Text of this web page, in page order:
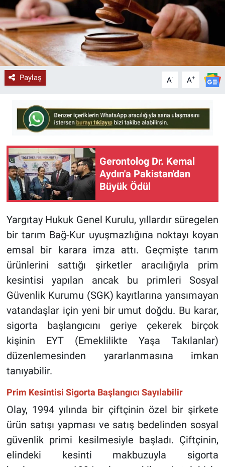
Paylaş A- A+
Gerontolog Dr. Kemal
Aydın'a Pakistan'dan
Büyük Ödül
Yargıtay Hukuk Genel Kurulu, yıllardır süregelen
bir tarım Bağ-Kur uyuşmazlığına noktayı koyan
emsal bir karara imza attı. Geçmişte tarım
ürünlerini sattığı şirketler aracılığıyla prim
kesintisi yapılan ancak bu primleri Sosyal
Güvenlik Kurumu (SGK) kayıtlarına yansımayan
vatandaşlar için yeni bir umut doğdu. Bu karar,
sigorta başlangıcını geriye çekerek birçok
kişinin EYT (Emeklilikte Yaşa Takılanlar)
düzenlemesinden yararlanmasına imkan
tanıyabilir.
Prim Kesintisi Sigorta Başlangıcı Sayılabilir
Olay, 1994 yılında bir çiftçinin özel bir şirkete
ürün satışı yapması ve satış bedelinden sosyal
güvenlik primi kesilmesiyle başladı. Çiftçinin,
elindeki kesinti makbuzuyla sigorta
RESMİ İLAN